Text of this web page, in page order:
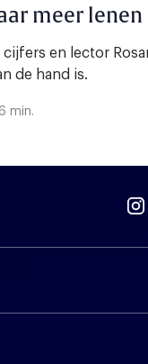
meer lenen
cijfers en lector
de hand is.
min.